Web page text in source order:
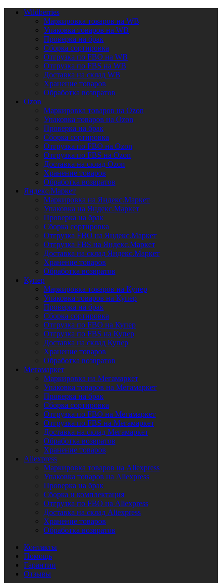
Wildberries
Маркировка товаров на WB
Упаковка товаров на WB
Проверка на брак
Сборка сортировка
Отгрузка по FBO на WB
Отгрузка по FBS на WB
Доставка на склад WB
Хранение товаров
Обработка возвратов
Ozon
Маркировка товаров на Ozon
Упаковка товаров на Ozon
Проверка на брак
Сборка сортировка
Отгрузка по FBO на Ozon
Отгрузка по FBS на Ozon
Доставка на склад Ozon
Хранение товаров
Обработка возвратов
Яндекс.Маркет
Маркировка на Яндекс.Маркет
Упаковка на Яндекс.Маркет
Проверка на брак
Сборка сортировка
Отгрузка FBO на Яндекс.Маркет
Отгрузка FBS на Яндекс.Маркет
Доставка на склад Яндекс.Маркет
Хранение товаров
Обработка возвратов
Купер
Маркировка товаров на Купер
Упаковка товаров на Купер
Проверка на брак
Сборка сортировка
Отгрузка по FBO на Купер
Отгрузка по FBS на Купер
Доставка на склад Купер
Хранение товаров
Обработка возвратов
Мегамаркет
Маркировка на Мегамаркет
Упаковка товаров на Мегамаркет
Проверка на брак
Сборка сортировка
Отгрузка по FBO на Мегамаркет
Отгрузка по FBS на Мегамаркет
Доставка на склад Мегамаркет
Обработка возвратов
Хранение товаров
Aliexpress
Маркировка товаров на Aliexpress
Упаковка товаров на Aliexpress
Проверка на брак
Сборка и комплектация
Отгрузка по FBO на Aliexpress
Доставка на склад Aliexpress
Хранение товаров
Обработка возвратов
Контакты
Помощь
Гарантии
Отзывы